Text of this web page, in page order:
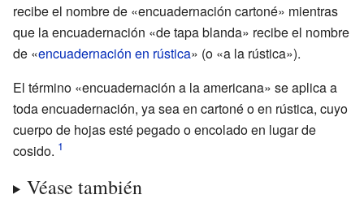
recibe el nombre de «encuadernación cartoné» mientras
que la encuadernación «de tapa blanda» recibe el nombre
de «encuadernación en rústica» (o «a la rústica»).
El término «encuadernación a la americana» se aplica a
toda encuadernación, ya sea en cartoné o en rústica, cuyo
cuerpo de hojas esté pegado o encolado en lugar de
cosido.
Véase también